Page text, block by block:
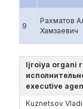
9
Рахматов
Хамзаевич
Ijroiya organi
executive
Kuznetsov